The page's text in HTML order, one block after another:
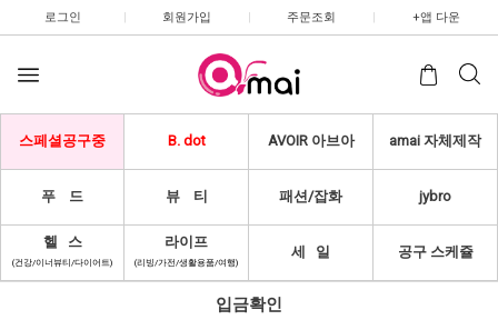
로그인 | 회원가입 | 주문조회 | +앱 다운
스페셜공구중 B. dot AVOIR 아브아 amai 자체제작
푸 드 뷰 티 패션/잡화 jybro
헬 스
(건강/이너뷰티/다이어트)
라이프
(리빙/가전/생활용품/여행)
세 일 공구 스케쥴
입금확인